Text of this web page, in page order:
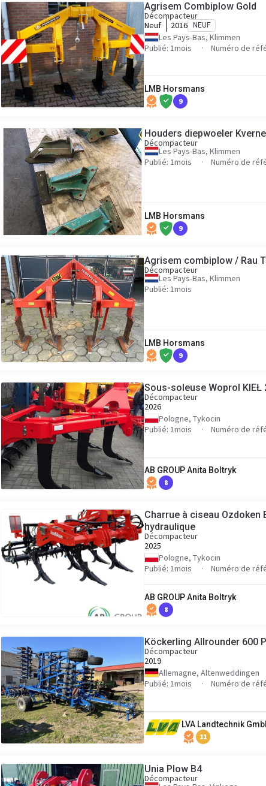
Agrisem Combiplow Gold
Décompacteur
Neuf
2016 NEUF
Les Pays-Bas, Klimmen
Publié: 1mois
Numéro de
LMB Horsmans
9
Houders diepwoeler
Décompacteur
Les Pays-Bas, Klimmen
Publié: 1mois
Numéro de
LMB Horsmans
9
Agrisem combiplow / Rau
Décompacteur
Les Pays-Bas, Klimmen
Publié: 1mois
LMB Horsmans
9
Sous-soleuse Woprol KIEŁ
Décompacteur
2026
Pologne, Tykocin
Publié: 1mois
Numéro de
AB GROUP Anita Boltryk
8
Charrue à ciseau
hydraulique
Décompacteur
2025
Pologne, Tykocin
Publié: 1mois
Numéro de
AB GROUP Anita Boltryk
8
Köckerling Allrounder 600
Décompacteur
2019
Allemagne, Altenweddingen
Publié: 1mois
Numéro de
LVA Landtechnik
11
Unia Plow B4
Décompacteur